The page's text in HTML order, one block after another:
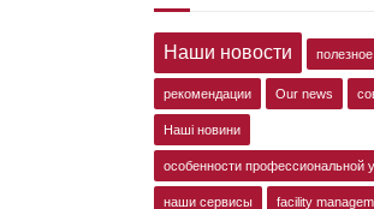
Наши новости полезное
рекомендации Our news
Наші новини
особенности профессиональной
наши сервисы facility